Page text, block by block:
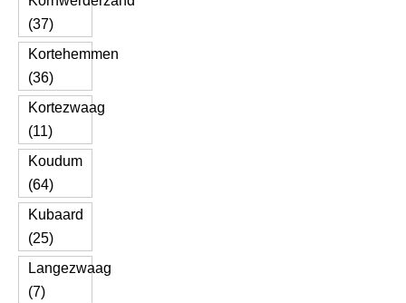
(37)
Kortehemmen
(36)
Kortezwaag
(11)
Koudum
(64)
Kubaard
(25)
Langezwaag
(7)